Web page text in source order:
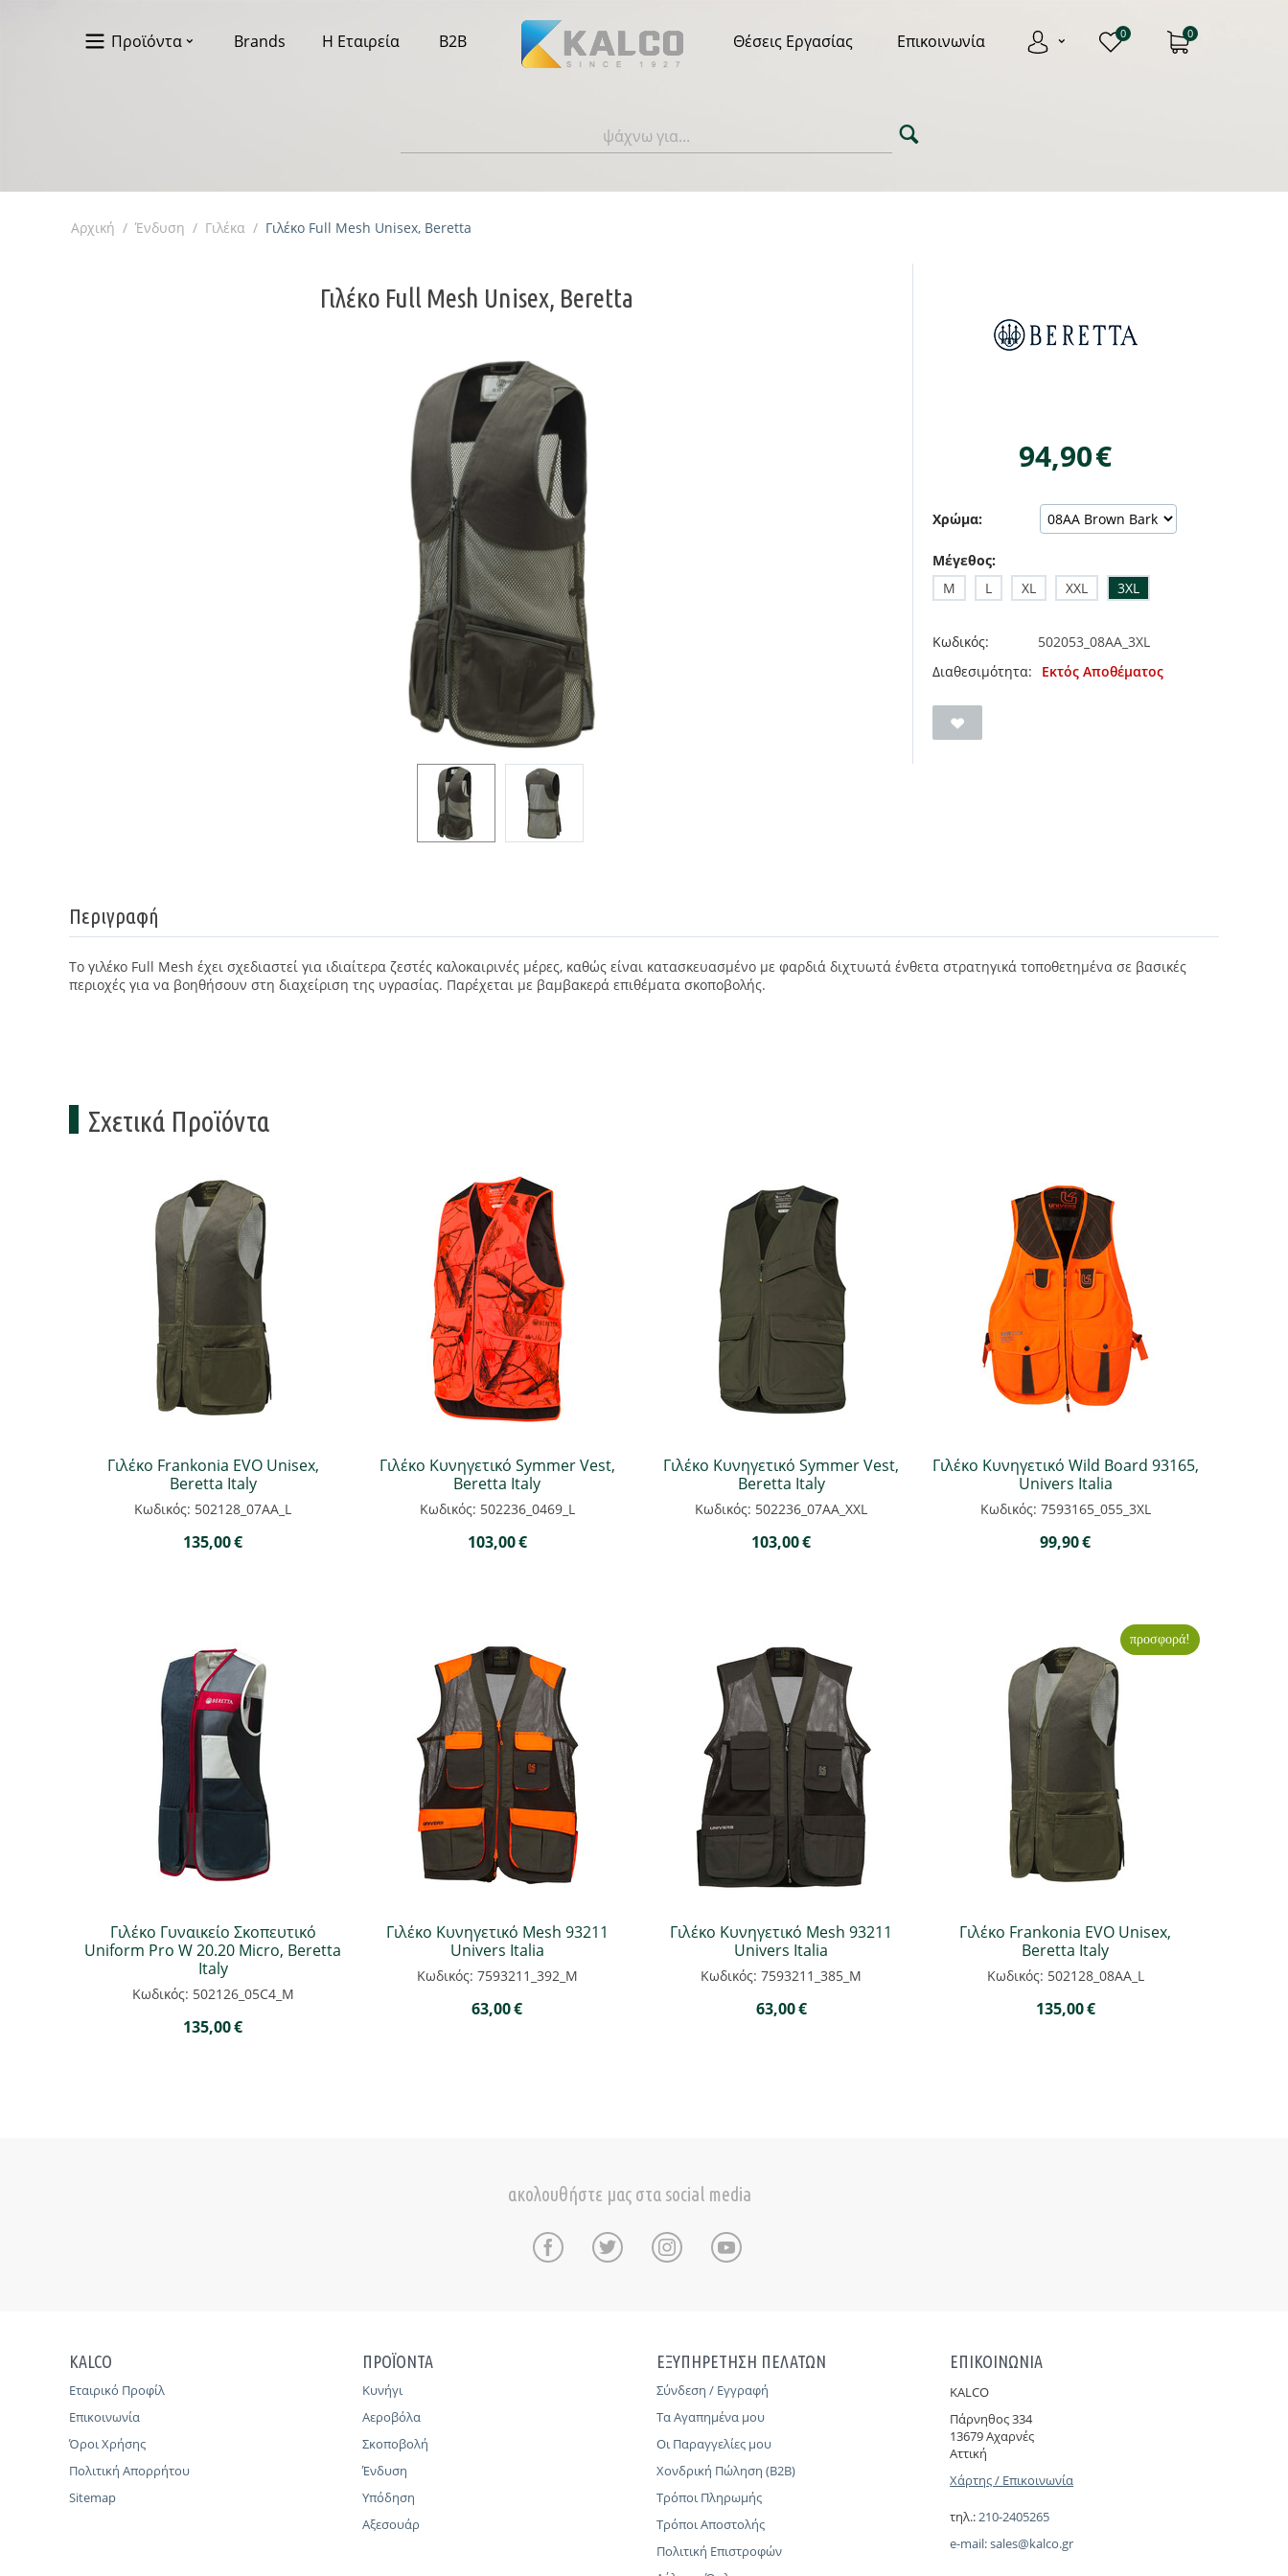
Προϊόντα Brands Η Εταιρεία B2B Θέσεις Εργασίας Επικοινωνία 0 0
Αρχική / Ένδυση / Γιλέκα / Γιλέκο Full Mesh Unisex, Beretta
Γιλέκο Full Mesh Unisex, Beretta
94,90€
Χρώμα:
Μέγεθος:
M
L XL XXL 3XL
Κωδικός:
502053_08AA_3XL
Διαθεσιμότητα:
Εκτός Αποθέματος
Περιγραφή
Το γιλέκο Full Mesh έχει σχεδιαστεί για ιδιαίτερα ζεστές καλοκαιρινές μέρες, καθώς είναι κατασκευασμένο με φαρδιά διχτυωτά ένθετα στρατηγικά τοποθετημένα σε βασικές
περιοχές για να βοηθήσουν στη διαχείριση της υγρασίας. Παρέχεται με βαμβακερά επιθέματα σκοποβολής.
Σχετικά Προϊόντα
Γιλέκο Frankonia EVO Unisex,
Beretta Italy
Κωδικός: 502128_07AA_L
135,00€
Γιλέκο Κυνηγετικό Symmer Vest,
Beretta Italy
Κωδικός: 502236_0469_L
103,00€
Γιλέκο Κυνηγετικό Symmer Vest,
Beretta Italy
Κωδικός: 502236_07AA_XXL
103,00€
Γιλέκο Κυνηγετικό Wild Board 93165,
Univers Italia
Κωδικός: 7593165_055_3XL
99,90€
Γιλέκο Γυναικείο Σκοπευτικό
Uniform Pro W 20.20 Micro, Beretta
Italy
Κωδικός: 502126_05C4_M
135,00€
Γιλέκο Κυνηγετικό Mesh 93211
Univers Italia
Κωδικός: 7593211_392_M
63,00€
Γιλέκο Κυνηγετικό Mesh 93211
Univers Italia
Κωδικός: 7593211_385_M
63,00€
προσφορά!
Γιλέκο Frankonia EVO Unisex,
Beretta Italy
Κωδικός: 502128_08AA_L
135,00€
ακολουθήστε μας στα social media
KALCO
Εταιρικό Προφίλ
Επικοινωνία
Όροι Χρήσης
Πολιτική Απορρήτου
Sitemap
ΠΡΟΪΟΝΤΑ
Κυνήγι
Αεροβόλα
Σκοποβολή
Ένδυση
Υπόδηση
Αξεσουάρ
ΕΞΥΠΗΡΕΤΗΣΗ ΠΕΛΑΤΩΝ
Σύνδεση / Εγγραφή
Τα Αγαπημένα μου
Οι Παραγγελίες μου
Χονδρική Πώληση (B2B)
Τρόποι Πληρωμής
Τρόποι Αποστολής
Πολιτική Επιστροφών
ΕΠΙΚΟΙΝΩΝΙΑ
KALCO
Πάρνηθoς 334
13679 Αχαρνές
Αττική
Χάρτης / Επικοινωνία
τηλ.:210-2405265
e-mail:sales@kalco.gr